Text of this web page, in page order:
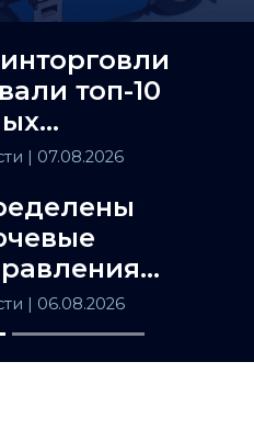
топ-10
| 07.08.2026
и
| 06.08.2026